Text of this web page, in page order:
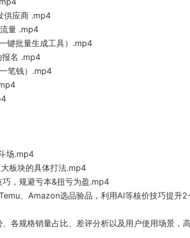
供应商 .mp4
量 .mp4
键批量生成工具）.mp4
报名 .mp4
笔钱）.mp4
场.mp4
板块的具体打法.mp4
，规避亏本&扭亏为盈.mp4
、Amazon选品验品，利用AI等核价技巧提升
各规格销量占比、差评分析以及用户使用场景，